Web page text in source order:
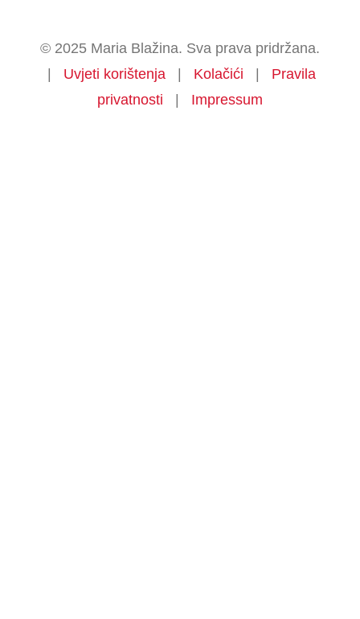
© 2025 Maria Blažina. Sva prava pridržana.
| Uvjeti korištenja | Kolačići | Pravila
privatnosti | Impressum